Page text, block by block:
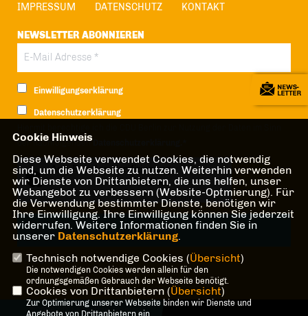
IMPRESSUM DATENSCHUTZ KONTAKT
NEWSLETTER ABONNIEREN
Einwilligungserklärung
Datenschutzerklärung
der nachfolgenden
Anti-Roboter-Verifizierung
Hier klicken
FriendlyCaptcha ⇗
* Pflichtfeld!
@2026 CDU-Fraktion Treptow-
Cookie Hinweis
Diese Webseite verwendet Cookies, die notwendig
sind, um die Webseite zu nutzen. Weiterhin verwenden
wir Dienste von Drittanbietern, die uns helfen, unser
Webangebot zu verbessern (Website-Optmierung). Für
die Verwendung bestimmter Dienste, benötigen wir
Ihre Einwilligung. Ihre Einwilligung können Sie jederzeit
widerrufen. Weitere Informationen finden Sie in
unserer Datenschutzerklärung.
Technisch notwendige Cookies (Übersicht)
Die notwendigen Cookies werden allein für den
ordnungsgemäßen Gebrauch der Webseite benötigt.
Cookies von Drittanbietern (Übersicht)
Zur Optimierung unserer Webseite binden wir Dienste und
Angebote von Drittanbietern ein.